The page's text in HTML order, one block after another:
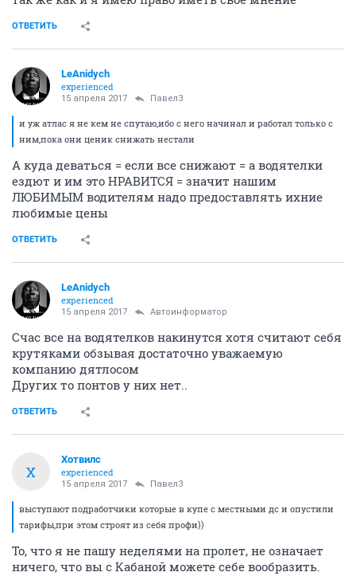
ОТВЕТИТЬ
LeAnidych
experienced
15 апреля 2017 Павел3
и уж атлас я не кем не спутаю,ибо с него начинал и работал только с
ним,пока они ценик снижать нестали
А куда деваться = если все снижают = а водятелки
ездют и им это НРАВИТСЯ = значит нашим
ЛЮБИМЫМ водителям надо предоставлять ихние
любимые цены
ОТВЕТИТЬ
LeAnidych
experienced
15 апреля 2017 Автоинформатор
Счас все на водятелков накинутся хотя считают себя
крутяками обзывая достаточно уважаемую
компанию дятлосом
Других то понтов у них нет..
ОТВЕТИТЬ
Х
Хотвилс
experienced
15 апреля 2017 Павел3
выступают подработчики которые в купе с местными дс и опустили
тарифы,при этом строят из себя профи))
То, что я не пашу неделями на пролет, не означает
ничего, что вы с Кабаной можете себе вообразить.